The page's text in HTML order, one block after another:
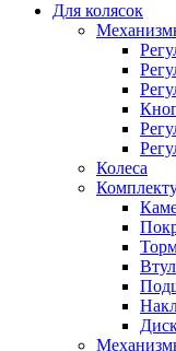
Для колясок
Колеса